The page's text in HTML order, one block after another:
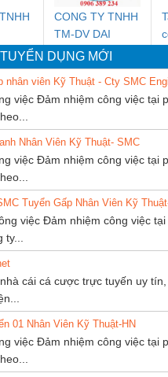
CONG TY TNHH
TM-DV DAI
DONG THANH
DỤNG MỚI
nhân viên Kỹ Thuật - Cty SMC
việc Đảm nhiệm công việc tại
Nhân Viên Kỹ Thuật- SMC
việc Đảm nhiệm công việc tại
Tuyển Gấp Nhân Viên Kỹ
việc Đảm nhiệm công việc
cái cá cược trực tuyến uy
01 Nhân Viên Kỹ Thuật-HN
việc Đảm nhiệm công việc tại